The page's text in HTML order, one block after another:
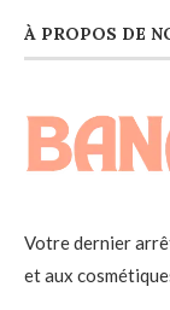
À PROPOS DE
Votre dernier
et aux